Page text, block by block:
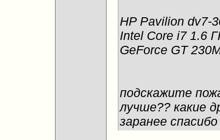
HP Pavilion dv7-
Intel Core i7 1.6
GeForce GT
подскажите
лучше?? какие
заранее спасибо